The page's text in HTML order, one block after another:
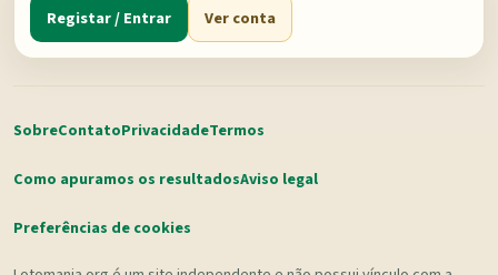
Registar / Entrar Ver conta
SobreContatoPrivacidadeTermos
Como apuramos os resultadosAviso legal
Preferências de cookies